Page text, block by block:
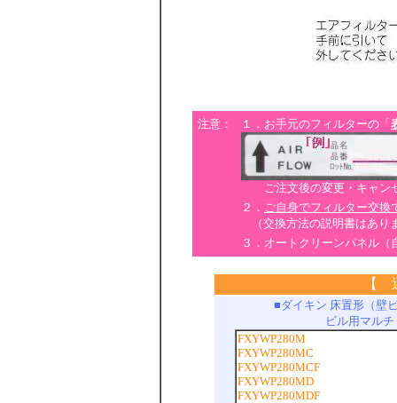
注意： １．お手元のフィルターの「
ご注文後の変更・キャン
２． ご自身でフィルター交換
（交換方法の説明書はあり
３．オートクリーンパネル
【
■ダイキン 床置形（壁
ビル用マル
FXYWP280M
FXYWP280MC
FXYWP280MCF
FXYWP280MD
FXYWP280MDF